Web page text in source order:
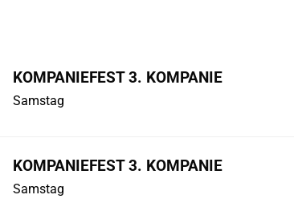
KOMPANIEFEST 3. KOMPANIE
Samstag
KOMPANIEFEST 3. KOMPANIE
Samstag